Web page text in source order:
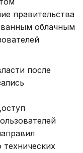
правительства
облачным
после